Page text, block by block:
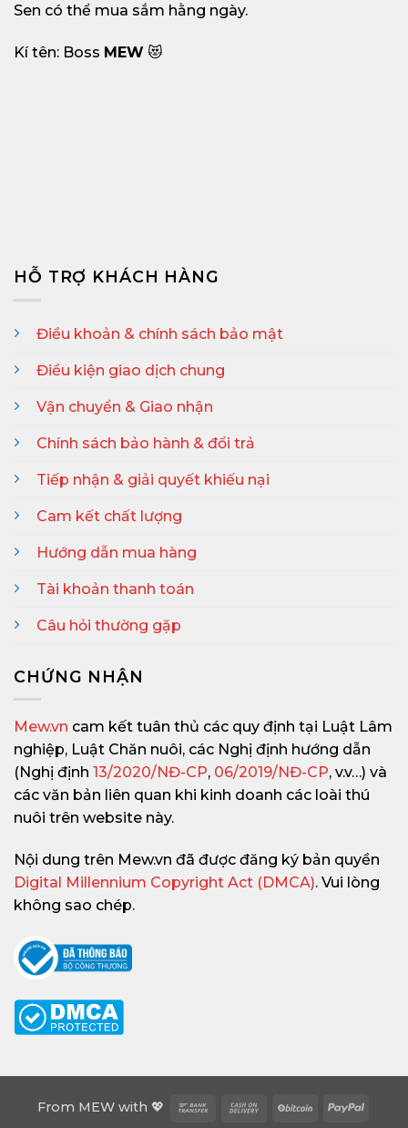
Sen có thể mua sắm hằng ngày.
Kí tên: Boss MEW 😻
HỖ TRỢ KHÁCH HÀNG
Điều khoản & chính sách bảo mật
Điều kiện giao dịch chung
Vận chuyển & Giao nhận
Chính sách bảo hành & đổi trả
Tiếp nhận & giải quyết khiếu nại
Cam kết chất lượng
Hướng dẫn mua hàng
Tài khoản thanh toán
Câu hỏi thường gặp
CHỨNG NHẬN
Mew.vn cam kết tuân thủ các quy định tại Luật Lâm
nghiệp, Luật Chăn nuôi, các Nghị định hướng dẫn
(Nghị định 13/2020/NĐ-CP, 06/2019/NĐ-CP, v.v…) và
các văn bản liên quan khi kinh doanh các loài thú
nuôi trên website này.
Nội dung trên Mew.vn đã được đăng ký bản quyền
Digital Millennium Copyright Act (DMCA). Vui lòng
không sao chép.
From MEWwith 💖
Bank
Cash
BitCoinPayPal